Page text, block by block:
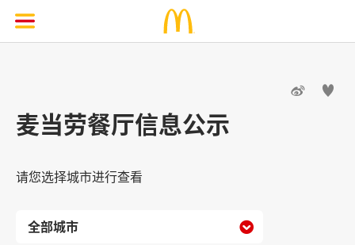
 
麦当劳餐厅信息公示
请您选择城市进行查看
